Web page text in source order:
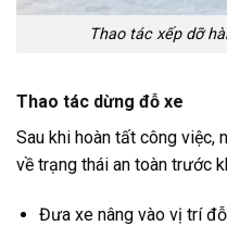
Thao tác xếp dỡ
Thao tác dừng đỗ xe
Sau khi hoàn tất công việc,
về trạng thái an toàn trước
Đưa xe nâng vào vị trí